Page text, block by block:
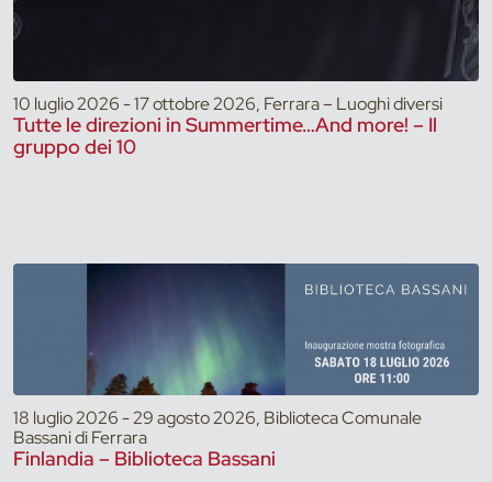
10 luglio 2026 - 17 ottobre 2026, Ferrara – Luoghi diversi
Tutte le direzioni in Summertime…And more! – Il
gruppo dei 10
18 luglio 2026 - 29 agosto 2026, Biblioteca Comunale
Bassani di Ferrara
Finlandia – Biblioteca Bassani